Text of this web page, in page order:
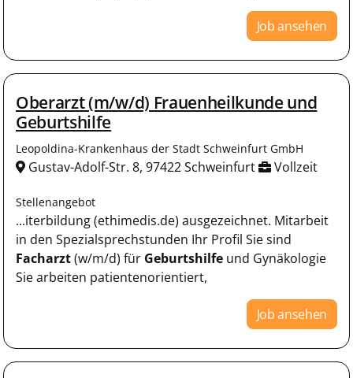
Job ansehen
Oberarzt (m/w/d) Frauenheilkunde und
Geburtshilfe
Leopoldina-Krankenhaus der Stadt Schweinfurt GmbH
Gustav-Adolf-Str. 8, 97422 Schweinfurt Vollzeit
Stellenangebot
...iterbildung (ethimedis.de) ausgezeichnet. Mitarbeit
in den Spezialsprechstunden Ihr Profil Sie sind
Facharzt(w/m/d) für Geburtshilfe und Gynäkologie
Sie arbeiten patientenorientiert,
Job ansehen